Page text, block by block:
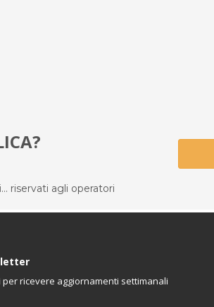
riservati agli operatori
per ricevere aggiornamenti settimanali